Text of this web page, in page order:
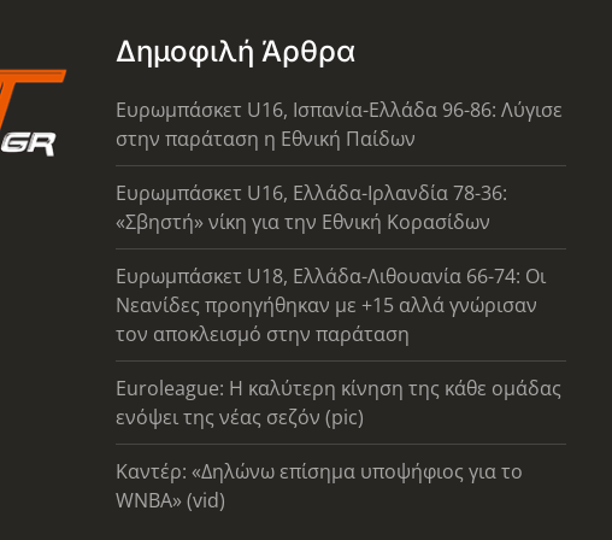
Δημοφιλή Άρθρα
Ευρωμπάσκετ U16, Ισπανία-Ελλάδα 96-86: Λύγισε
στην παράταση η Εθνική Παίδων
Ευρωμπάσκετ U16, Ελλάδα-Ιρλανδία 78-36:
«Σβηστή» νίκη για την Εθνική Κορασίδων
Ευρωμπάσκετ U18, Ελλάδα-Λιθουανία 66-74: Οι
Νεανίδες προηγήθηκαν με +15 αλλά γνώρισαν
τον αποκλεισμό στην παράταση
Euroleague: Η καλύτερη κίνηση της κάθε ομάδας
ενόψει της νέας σεζόν (pic)
Καντέρ: «Δηλώνω επίσημα υποψήφιος για το
WNBA» (vid)